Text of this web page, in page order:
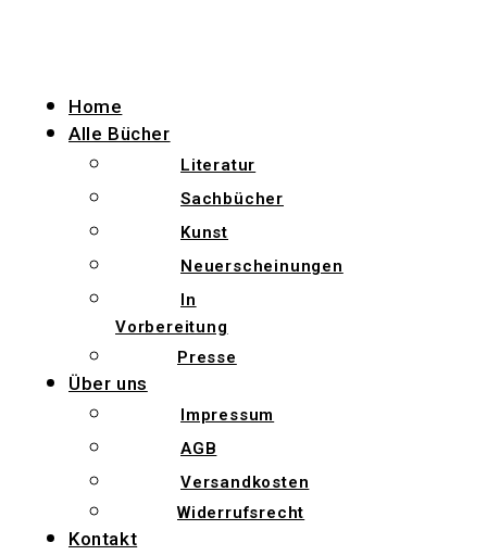
Home
Alle Bücher
Literatur
Sachbücher
Kunst
Neuerscheinungen
In
Vorbereitung
Presse
Über uns
Impressum
AGB
Versandkosten
Widerrufsrecht
Kontakt